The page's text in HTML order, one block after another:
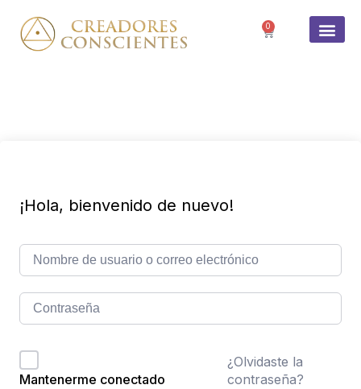
0
¡Hola, bienvenido de nuevo!
Mantenerme conectado
¿Olvidaste la
contraseña?